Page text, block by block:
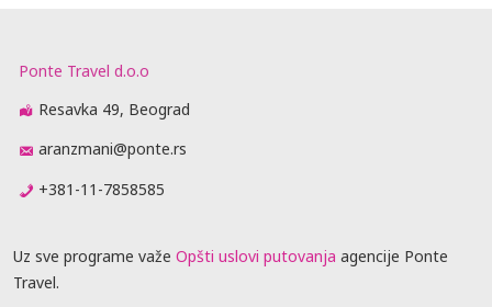
Ponte Travel d.o.o
Resavka 49, Beograd
aranzmani@ponte.rs
+381-11-7858585
Uz sve programe važe Opšti uslovi putovanja agencije Ponte
Travel.